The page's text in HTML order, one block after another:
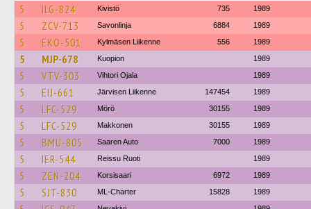
5 ILG-824 Kivistö 735 1989
5 ZCV-713 Savonlinja 6884 1989
5 EKO-501 Kylmäsen Liikenne 556 1989
5 MJP-678 Kuopion 1989
5 VTV-303 Vihtori Ojala 1989
5 EIJ-661 Järvisen Liikenne 147454 1989
5 LFC-529 Mörö 30155 1989
5 LFC-529 Makkonen 30155 1989
5 BMU-805 Saaren Auto 7000 1989
5 IER-544 Reissu Ruoti 1989
5 ZEN-204 Korsisaari 6972 1989
5 SJT-830 ML-Charter 15828 1989